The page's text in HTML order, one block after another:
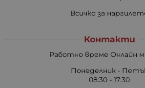
Всичко за
Контакти
Работно време Онлайн
Понеделник -
08:30 - 17:30